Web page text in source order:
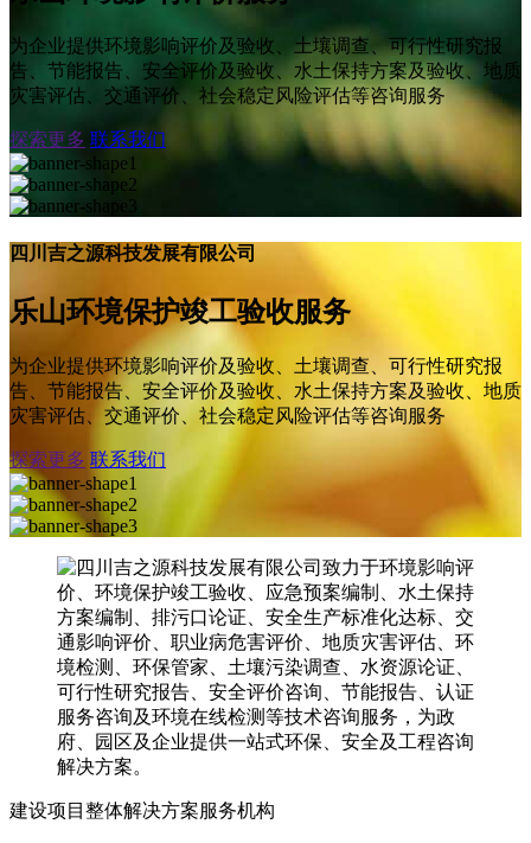
为企业提供环境影响评价及验收、土壤调查、可行性研究报
告、节能报告、安全评价及验收、水土保持方案及验收、地质
灾害评估、交通评价、社会稳定风险评估等咨询服务
探索更多 联系我们
四川吉之源科技发展有限公司
乐山环境保护竣工验收服务
为企业提供环境影响评价及验收、土壤调查、可行性研究报
告、节能报告、安全评价及验收、水土保持方案及验收、地质
灾害评估、交通评价、社会稳定风险评估等咨询服务
探索更多 联系我们
建设项目整体解决方案服务机构